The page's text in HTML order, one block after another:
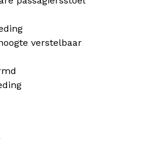
verstelbaar